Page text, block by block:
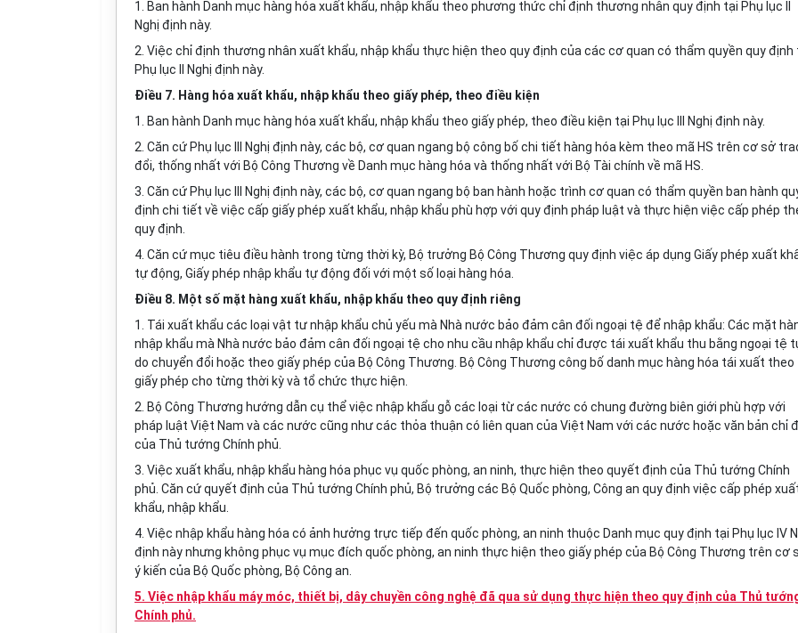
1. Ban hành Danh mục hàng hóa xuất khẩu, nhập khẩu theo phương thức chỉ định thương nhân quy định tại Phụ lục II
Nghị định này.
2. Việc chỉ định thương nhân xuất khẩu, nhập khẩu thực hiện theo quy định của các cơ quan có thẩm quyền quy định
Phụ lục II Nghị định này.
Điều 7. Hàng hóa xuất khẩu, nhập khẩu theo giấy phép, theo điều kiện
1. Ban hành Danh mục hàng hóa xuất khẩu, nhập khẩu theo giấy phép, theo điều kiện tại Phụ lục III Nghị định này.
2. Căn cứ Phụ lục III Nghị định này, các bộ, cơ quan ngang bộ công bố chi tiết hàng hóa kèm theo mã HS trên cơ sở
đổi, thống nhất với Bộ Công Thương về Danh mục hàng hóa và thống nhất với Bộ Tài chính về mã HS.
3. Căn cứ Phụ lục III Nghị định này, các bộ, cơ quan ngang bộ ban hành hoặc trình cơ quan có thẩm quyền ban hành
định chi tiết về việc cấp giấy phép xuất khẩu, nhập khẩu phù hợp với quy định pháp luật và thực hiện việc cấp phép
quy định.
4. Căn cứ mục tiêu điều hành trong từng thời kỳ, Bộ trưởng Bộ Công Thương quy định việc áp dụng Giấy phép xuất
tự động, Giấy phép nhập khẩu tự động đối với một số loại hàng hóa.
Điều 8. Một số mặt hàng xuất khẩu, nhập khẩu theo quy định riêng
1. Tái xuất khẩu các loại vật tư nhập khẩu chủ yếu mà Nhà nước bảo đảm cân đối ngoại tệ để nhập khẩu: Các mặt
nhập khẩu mà Nhà nước bảo đảm cân đối ngoại tệ cho nhu cầu nhập khẩu chỉ được tái xuất khẩu thu bằng ngoại tệ
do chuyển đổi hoặc theo giấy phép của Bộ Công Thương. Bộ Công Thương công bố danh mục hàng hóa tái xuất theo
giấy phép cho từng thời kỳ và tổ chức thực hiện.
2. Bộ Công Thương hướng dẫn cụ thể việc nhập khẩu gỗ các loại từ các nước có chung đường biên giới phù hợp với
pháp luật Việt Nam và các nước cũng như các thỏa thuận có liên quan của Việt Nam với các nước hoặc văn bản chỉ
của Thủ tướng Chính phủ.
3. Việc xuất khẩu, nhập khẩu hàng hóa phục vụ quốc phòng, an ninh, thực hiện theo quyết định của Thủ tướng Chính
phủ. Căn cứ quyết định của Thủ tướng Chính phủ, Bộ trưởng các Bộ Quốc phòng, Công an quy định việc cấp phép
khẩu, nhập khẩu.
4. Việc nhập khẩu hàng hóa có ảnh hưởng trực tiếp đến quốc phòng, an ninh thuộc Danh mục quy định tại Phụ lục IV
định này nhưng không phục vụ mục đích quốc phòng, an ninh thực hiện theo giấy phép của Bộ Công Thương trên cơ
ý kiến của Bộ Quốc phòng, Bộ Công an.
5. Việc nhập khẩu máy móc, thiết bị, dây chuyền công nghệ đã qua sử dụng thực hiện theo quy định của Thủ
Chính phủ.